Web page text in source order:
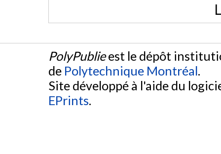
PolyPublieest le dépôt
de Polytechnique Montréal.
Site développé à l'aide du
EPrints.